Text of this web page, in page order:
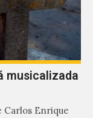
musicalizada
Carlos Enrique